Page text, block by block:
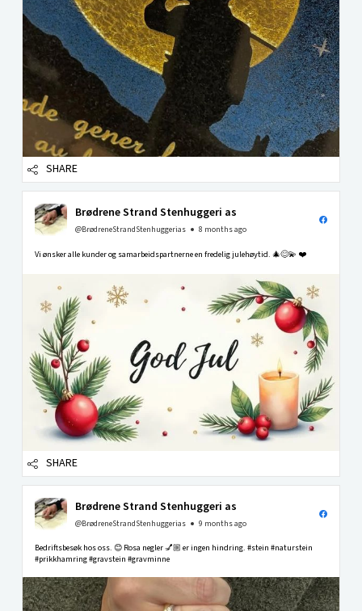
SHARE
Brødrene Strand Stenhuggeri as
@BrødreneStrandStenhuggerias 8 months ago
Vi ønsker alle kunder og samarbeidspartnerne en fredelig julehøytid. 🎄😊💫 ❤️
SHARE
Brødrene Strand Stenhuggeri as
@BrødreneStrandStenhuggerias 9 months ago
Bedriftsbesøk hos oss. 😊 Rosa negler 💅🏼 er ingen hindring. #stein #naturstein
#prikkhamring #gravstein #gravminne